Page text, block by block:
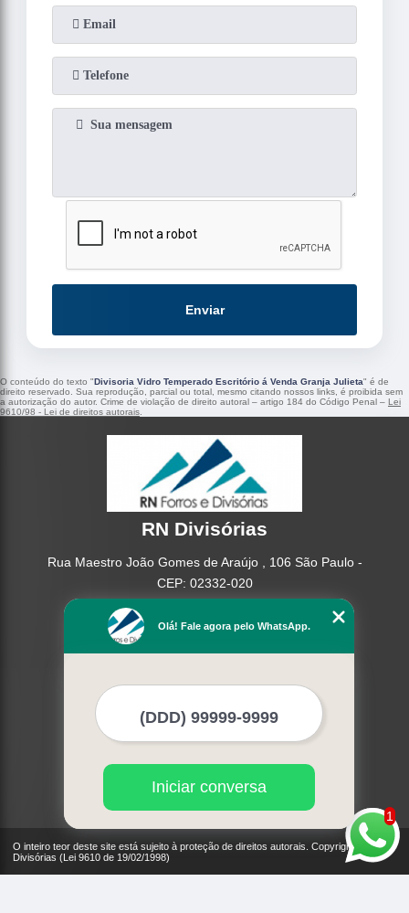
Enviar
O conteúdo do texto "Divisoria Vidro Temperado Escritório á Venda Granja Julieta" é de
direito reservado. Sua reprodução, parcial ou total, mesmo citando nossos links, é proibida sem
a autorização do autor. Crime de violação de direito autoral – artigo 184 do Código Penal – Lei
9610/98 - Lei de direitos autorais
RN Divisórias
Rua Maestro João Gomes de Araújo , 106 São Paulo -
CEP: 02332-020
Missão
Mapa do site
O inteiro teor deste site está sujeito à proteção de direitos autorais. Copyright© RN
Divisórias (Lei 9610 de 19/02/1998)
1
Olá! Fale agora pelo WhatsApp.
Iniciar conversa